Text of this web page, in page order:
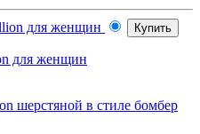
Купить
для женщин